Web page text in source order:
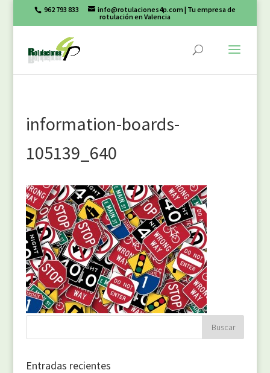
962 793 833 info@rotulaciones4p.com | Tu empresa de
rotulación en Valencia
information-boards-
105139_640
Entradas recientes